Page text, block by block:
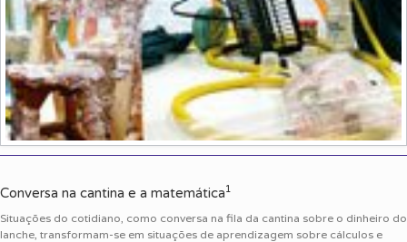
Conversa na cantina e a matemática1
Situações do cotidiano, como conversa na fila da cantina sobre o dinheiro do
lanche, transformam-se em situações de aprendizagem sobre cálculos e